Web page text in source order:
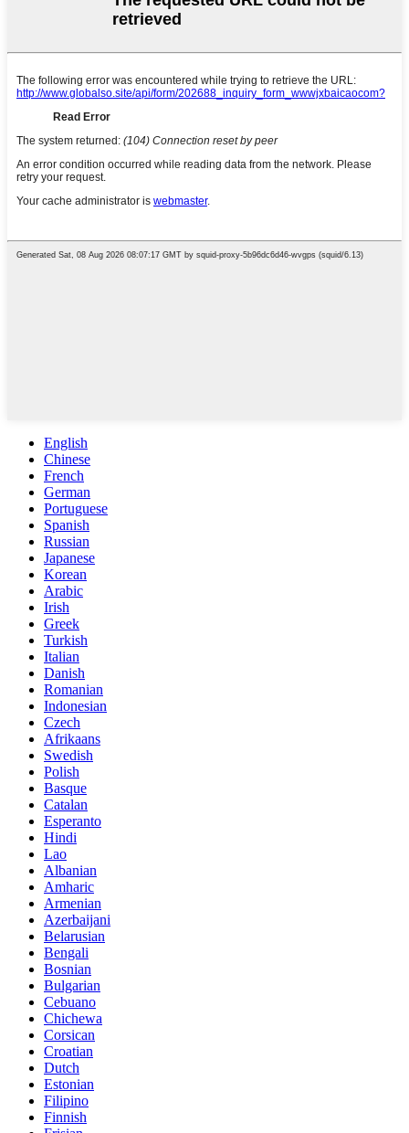
English
Chinese
French
German
Portuguese
Spanish
Russian
Japanese
Korean
Arabic
Irish
Greek
Turkish
Italian
Danish
Romanian
Indonesian
Czech
Afrikaans
Swedish
Polish
Basque
Catalan
Esperanto
Hindi
Lao
Albanian
Amharic
Armenian
Azerbaijani
Belarusian
Bengali
Bosnian
Bulgarian
Cebuano
Chichewa
Corsican
Croatian
Dutch
Estonian
Filipino
Finnish